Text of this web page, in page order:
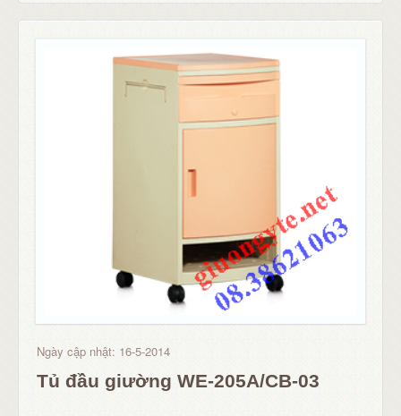
Ngày cập nhật: 16-5-2014
Tủ đầu giường WE-205A/CB-03